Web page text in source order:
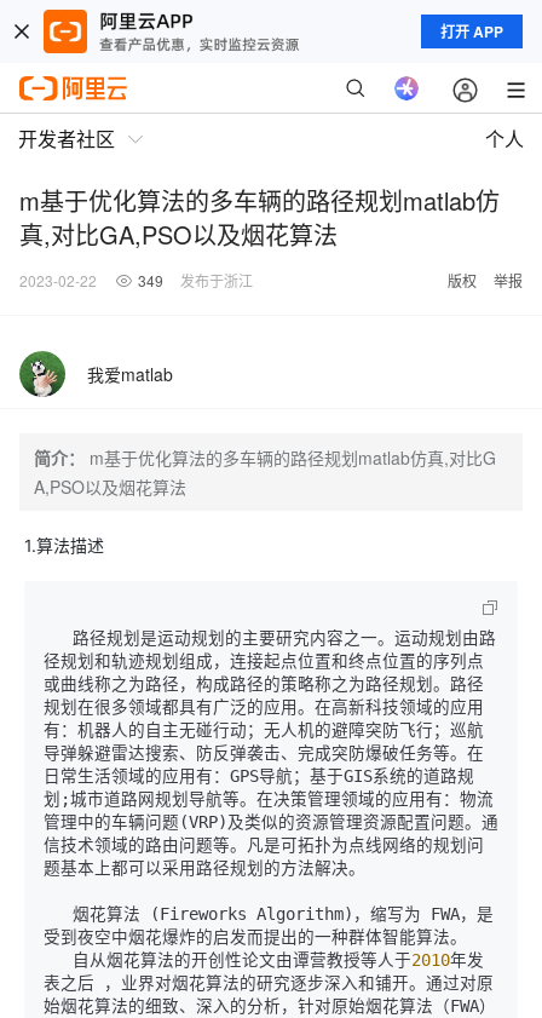
打开 APP
开发者社区 个人
m基于优化算法的多车辆的路径规划matlab仿
真,对比GA,PSO以及烟花算法
2023-02-22 349 发布于浙江 版权 举报
我爱matlab
简介：
m基于优化算法的多车辆的路径规划matlab仿真,对比G
A,PSO以及烟花算法
1.算法描述
径规划和轨迹规划组成，连接起点位置和终点位置的序列点
或曲线称之为路径，构成路径的策略称之为路径规划。路径
规划在很多领域都具有广泛的应用。在高新科技领域的应用
有：机器人的自主无碰行动；无人机的避障突防飞行；巡航
导弹躲避雷达搜索、防反弹袭击、完成突防爆破任务等。在
日常生活领域的应用有：GPS导航；基于GIS系统的道路规
划;城市道路网规划导航等。在决策管理领域的应用有：物流
管理中的车辆问题(VRP)及类似的资源管理资源配置问题。通
信技术领域的路由问题等。凡是可拓扑为点线网络的规划问
题基本上都可以采用路径规划的方法解决。
受到夜空中烟花爆炸的启发而提出的一种群体智能算法。
   自从烟花算法的开创性论文由谭营教授等人于
2010年发
表之后 ，业界对烟花算法的研究逐步深入和铺开。通过对原
始烟花算法的细致、深入的分析，针对原始烟花算法（FWA）